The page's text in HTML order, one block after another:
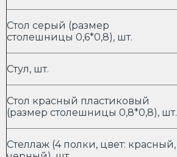
Стол серый (размер
столешницы 0,6*0,8), шт.
Стул, шт.
Стол красный пластиковый
(размер столешницы 0,8*0,8), шт.
Стеллаж (4 полки, цвет: красный,